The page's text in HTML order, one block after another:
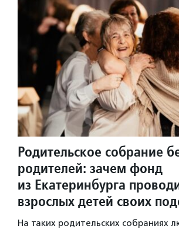
Родительское собрание
родителей: зачем фонд
из Екатеринбурга
взрослых детей своих
На таких родительских собраниях